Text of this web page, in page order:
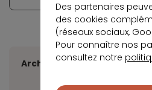
Archives
Des partenaires
des cookies
(réseaux sociaux,
Pour connaître nos
consultez notre